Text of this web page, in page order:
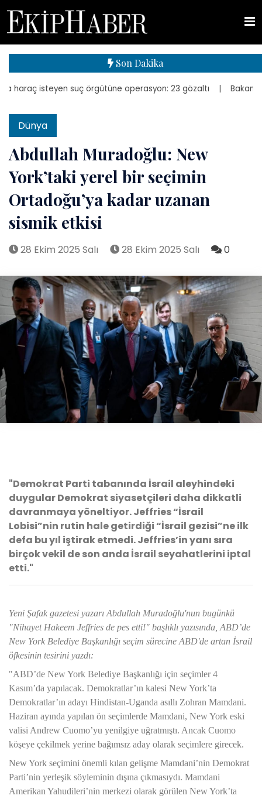
Son Dakika
isteyen suç örgütüne operasyon: 23 gözaltı | Bakan Kurum,
Dünya
Abdullah Muradoğlu: New
York’taki yerel bir seçimin
Ortadoğu’ya kadar uzanan
sismik etkisi
28 Ekim 2025 Salı 28 Ekim 2025 Salı 0
"Demokrat Parti tabanında İsrail aleyhindeki
duygular Demokrat siyasetçileri daha dikkatli
davranmaya yöneltiyor. Jeffries “İsrail
Lobisi”nin rutin hale getirdiği “İsrail gezisi”ne ilk
defa bu yıl iştirak etmedi. Jeffries’in yanı sıra
birçok vekil de son anda İsrail seyahatlerini iptal
etti."
Yeni Şafak gazetesi yazarı Abdullah Muradoğlu'nun bugünkü
"Nihayet Hakeem Jeffries de pes etti!" başlıklı yazısında, ABD’de
New York Belediye Başkanlığı seçim sürecine ABD'de artan İsrail
öfkesinin tesirini yazdı:
"ABD’de New York Belediye Başkanlığı için seçimler 4
Kasım’da yapılacak. Demokratlar’ın kalesi New York’ta
Demokratlar’ın adayı Hindistan-Uganda asıllı Zohran Mamdani.
Haziran ayında yapılan ön seçimlerde Mamdani, New York eski
valisi Andrew Cuomo’yu yenilgiye uğratmıştı. Ancak Cuomo
köşeye çekilmek yerine bağımsız aday olarak seçimlere girecek.
New York seçimini önemli kılan gelişme Mamdani’nin Demokrat
Parti’nin yerleşik söyleminin dışına çıkmasıydı. Mamdani
Amerikan Yahudileri’nin merkezi olarak görülen New York’ta